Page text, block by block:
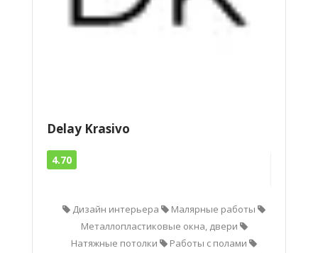
Delay Krasivo
4.70
Дизайн интерьера
Малярные работы
Металлопластиковые окна, двери
Натяжные потолки
Работы с полами